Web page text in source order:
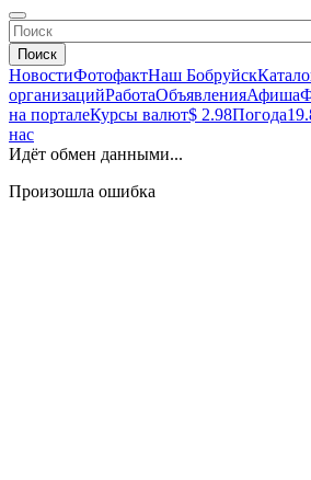
Поиск
НовостиФотофактНаш Бобруйск
организацийРаботаОбъявленияАфиша
на порталеКурсы валют$ 2.98Погода
нас
Идёт обмен данными...
Произошла ошибка